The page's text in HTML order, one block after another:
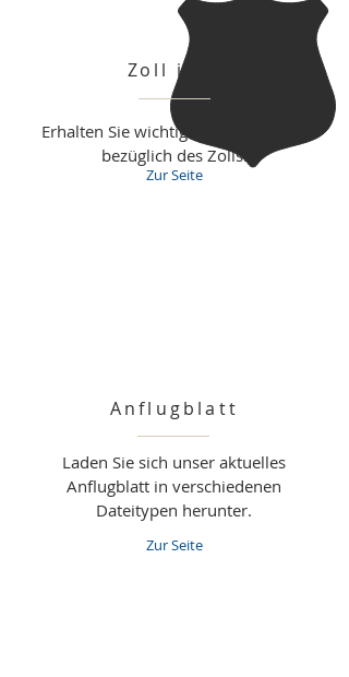
Zoll info
Erhalten Sie wichtige Informationen
bezüglich des Zolls.
Zur Seite
Anflugblatt
Laden Sie sich unser aktuelles
Anflugblatt in verschiedenen
Dateitypen herunter.
Zur Seite